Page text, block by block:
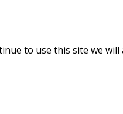
to use this site we